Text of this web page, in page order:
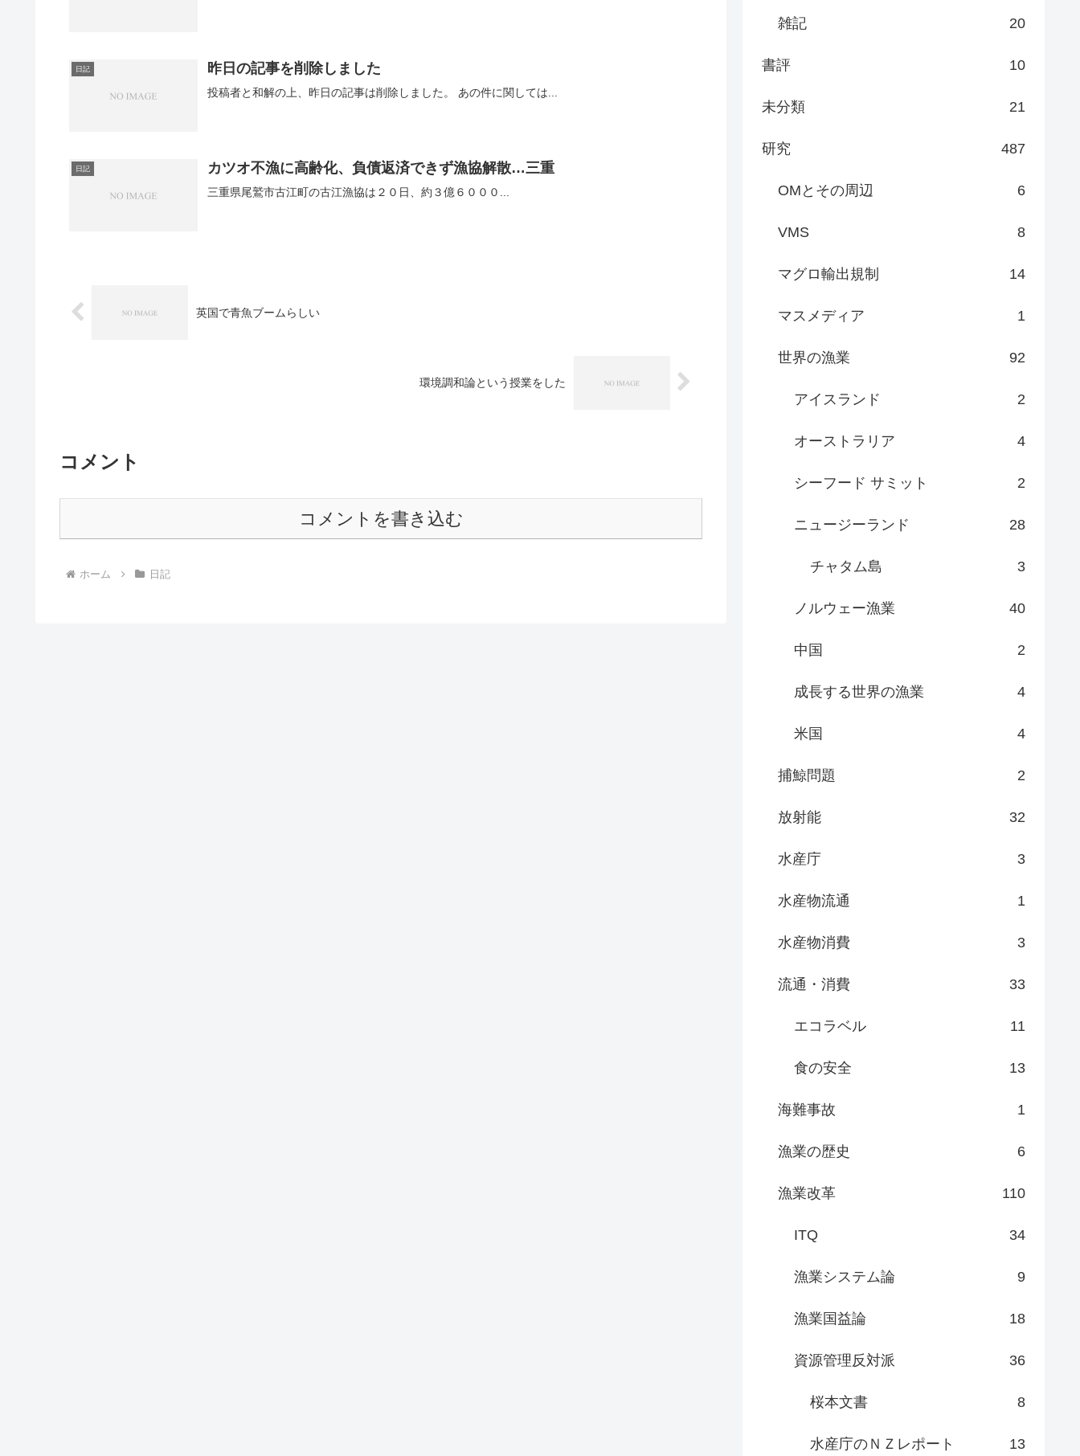
日記 昨日の記事を削除しました
投稿者と和解の上、昨日の記事は削除しました。 あの件に関しては...
日記 カツオ不漁に高齢化、負債返済できず漁協解散…三重
三重県尾鷲市古江町の古江漁協は２０日、約３億６０００...
英国で青魚ブームらしい
環境調和論という授業をした
コメント
コメントを書き込む
ホーム 日記
雑記 20
書評 10
未分類 21
研究 487
OMとその周辺 6
VMS 8
マグロ輸出規制 14
マスメディア 1
世界の漁業 92
アイスランド 2
オーストラリア 4
シーフード サミット 2
ニュージーランド 28
チャタム島 3
ノルウェー漁業 40
中国 2
成長する世界の漁業 4
米国 4
捕鯨問題 2
放射能 32
水産庁 3
水産物流通 1
水産物消費 3
流通・消費 33
エコラベル 11
食の安全 13
海難事故 1
漁業の歴史 6
漁業改革 110
ITQ 34
漁業システム論 9
漁業国益論 18
資源管理反対派 36
桜本文書 8
水産庁のＮＺレポート 13